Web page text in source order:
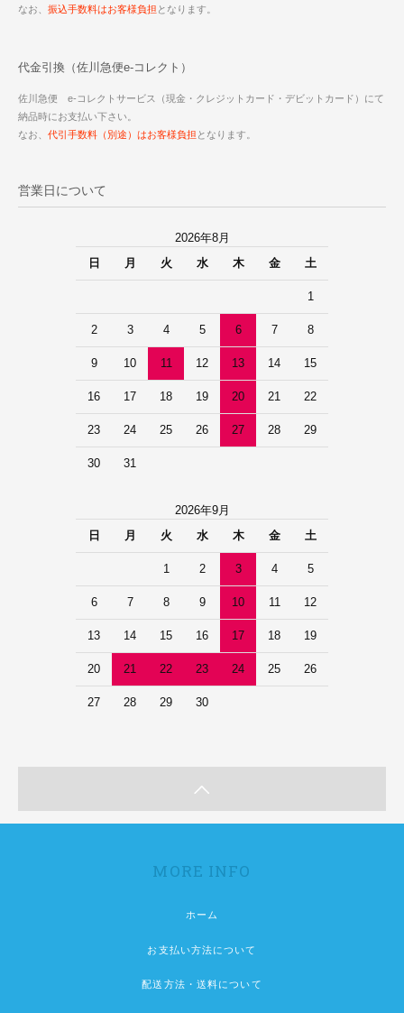
なお、 振込手数料はお客様負担 となります。
代金引換（佐川急便e-コレクト）
佐川急便 e-コレクトサービス（現金・クレジットカード・デビットカード）にて
納品時にお支払い下さい。
なお、 代引手数料（別途）はお客様負担 となります。
営業日について
2026年8月
日
月 火 水 木 金 土
1
2 3 4 5 6 7 8
9 10 11 12 13 14 15
16 17 18 19 20 21 22
23 24 25 26 27 28 29
30 31
2026年9月
日
月 火 水 木 金 土
1 2 3 4 5
6 7 8 9 10 11 12
13 14 15 16 17 18 19
20 21 22 23 24 25 26
27 28 29 30
MORE INFO
ホーム
お支払い方法について
配送方法・送料について